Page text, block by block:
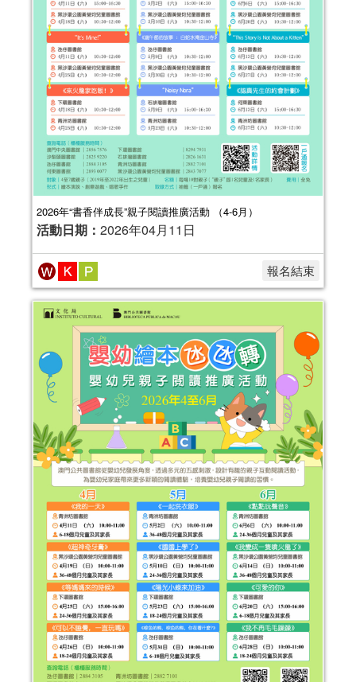
2026年“書香伴成長”親子閱讀推廣活動 （4-6月）
活動日期： 2026年04月11日
報名結束